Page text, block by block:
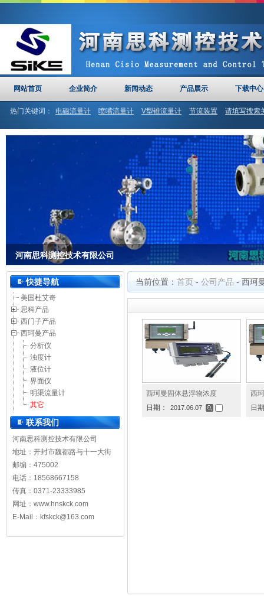
网站首页 企业简介 新闻动态 产品展示 下载中心
热门关键词： 电磁流量计 喷嘴流量计 V型锥流量计 节流装置 请填写搜索
计 河南思科 文丘里管
河南思科测控技术有限公司
河南思科测控技术有限公司
快捷导航
美国杜艾奇
思科产品
西门子产品
西珂曼产品
分析仪
浊度计
液位计
界面仪
明渠流量计
其它
联系我们
河南思科测控技术有限公司
地址：开封市魏都路与十一大街
邮编：475002
电话：18568667158
传真：0371-23333985
网址： www.hnskck.com
E-Mail：kfskck@163.com
当前位置： 首页 - 公司产品 - 西珂
西珂曼固体悬浮物浓度
日期：
2017.06.07
西
日